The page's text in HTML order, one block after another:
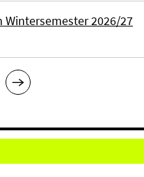
2026/27